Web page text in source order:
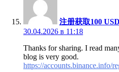
注册获取100
30.04.2026 в 11:18
Thanks for sharing. I read
blog is very good.
https://accounts.binance.info/